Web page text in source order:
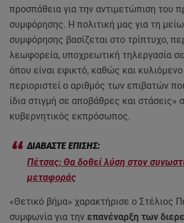
προσπάθεια για την αντιμετώπιση του
συμφόρησης. Η πολιτική μας για τη
συμφόρησης βασίζεται στο τρίπτυχο,
λεωφορεία, υποχρεωτική τηλεργασία
όπου είναι εφικτό, καθώς και
περιοριστεί ο αριθμός των επιβατών
ίδια στιγμή σε αποβάθρες και στάσεις»
κυβερνητικός εκπρόσωπος.
Πέτσας: Θα δοθεί λύση στον
μεταφοράς
«Θετικό βήμα» χαρακτήρισε ο Στέλιος
συμφωνία για την επανέναρξη των